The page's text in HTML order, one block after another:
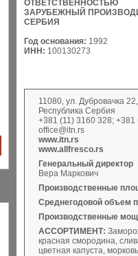
ОТВЕТСТВЕННОСТЬЮ
ЗАРУБЕЖНЫЙ
СЕРБИЯ
Год основания: 1992
ИНН: 100130273
11080, ул. Дубровачка
Республика Сербия
+381 (11) 3160 328; +381
office@itn.rs
www.itn.rs
www.allfresco.rs
Генеральный директор
Вера Маркович
Производственные
Среднегодовой объем
Производственные
АССОРТИМЕНТ:
красная смородина,
цветная капуста,